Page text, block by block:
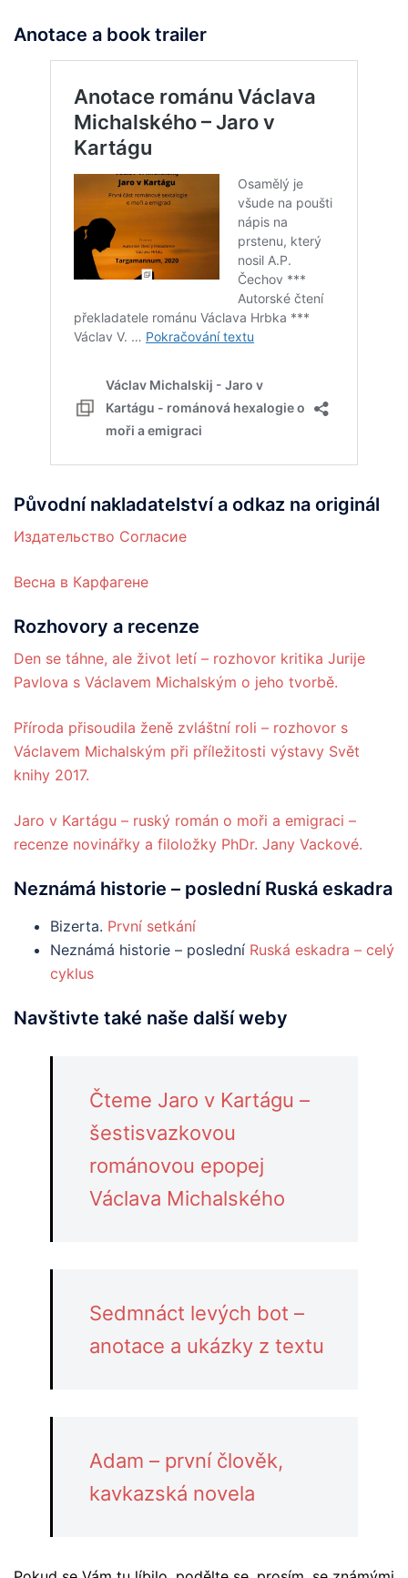
Anotace a book trailer
Původní nakladatelství a odkaz na originál
Издательство Согласие
Весна в Карфагене
Rozhovory a recenze
Den se táhne, ale život letí – rozhovor kritika Jurije
Pavlova s Václavem Michalským o jeho tvorbě.
Příroda přisoudila ženě zvláštní roli – rozhovor s
Václavem Michalským při příležitosti výstavy Svět
knihy 2017.
Jaro v Kartágu – ruský román o moři a emigraci –
recenze novinářky a filoložky PhDr. Jany Vackové.
Neznámá historie – poslední Ruská eskadra
Bizerta. První setkání
Neznámá historie – poslední Ruská eskadra – celý
cyklus
Navštivte také naše další weby
Čteme Jaro v Kartágu –
šestisvazkovou
románovou epopej
Václava Michalského
Sedmnáct levých bot –
anotace a ukázky z textu
Adam – první člověk,
kavkazská novela